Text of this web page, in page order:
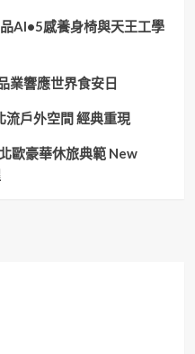
AI•5感養身椅與天王工學
業響應世界食安日
戶外空間 經典重現
歐豪華休旅典範 New